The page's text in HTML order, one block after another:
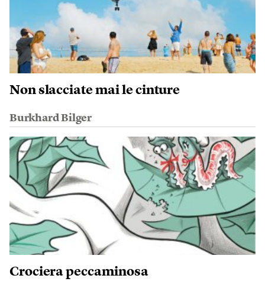
Non slacciate mai le cinture
Burkhard Bilger
Crociera peccaminosa